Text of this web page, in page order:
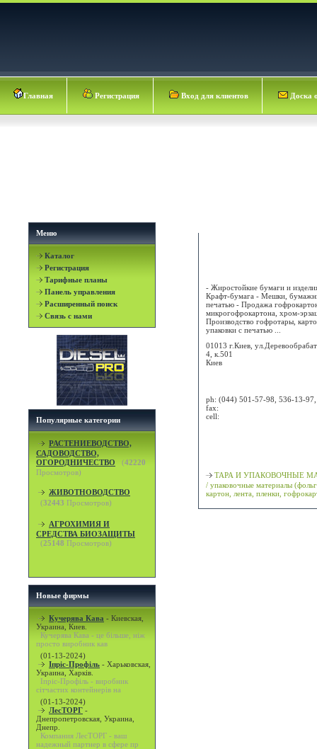
Главная Регистрация Вход для клиентов Доска
Меню
Каталог
Регистрация
Тарифные планы
Панель управления
Расширенный поиск
Связь с нами
Популярные категории
РАСТЕНИЕВОДСТВО,
САДОВОДСТВО,
ОГОРОДНИЧЕСТВО
(42220
Просмотров)
ЖИВОТНОВОДСТВО
(32443 Просмотров)
АГРОХИМИЯ И
СРЕДСТВА БИОЗАЩИТЫ
(25148 Просмотров)
Новые фирмы
Кучерява Кава - Киевская,
Украина, Киев.
Кучерява Кава - це більше, ніж
просто виробник кав
(01-13-2024)
Іпріс-Профіль - Харьковская,
Украина, Харків.
Іпріс-Профіль - виробник
сітчастих контейнерів на
(01-13-2024)
ЛесТОРГ -
Днепропетровская, Украина,
Днепр.
Компания ЛесТОРГ - ваш
надежный партнер в сфере пр
- Жиростойкие бумаги и
Крафт-бумага - Мешки,
печатью - Продажа
микрогофрокартона, хром-
Производство гофротары,
упаковки с печатью ...
01013 г.Киев,
4, к.501
Киев
ph: (044) 501-57-98, 536-13-
fax:
cell:
ТАРА И УПАКОВОЧНЫЕ
/ упаковочные материалы
картон, лента, пленки,